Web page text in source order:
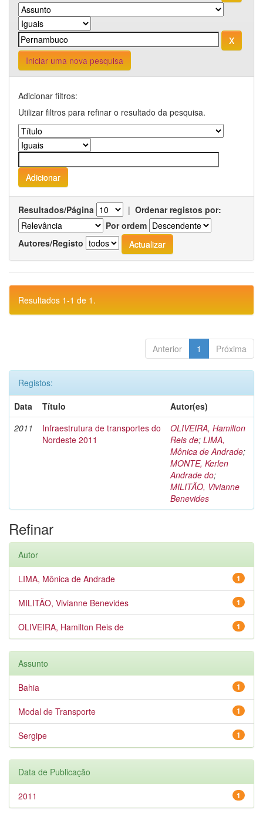
Iniciar uma nova pesquisa
Adicionar filtros:
Utilizar filtros para refinar o resultado da pesquisa.
Resultados/Página | Ordenar registos por:
Por ordem
Autores/Registo
Resultados 1-1 de 1.
Anterior 1 Próxima
Registos:
Data
Título
Autor(es)
2011
Infraestrutura de transportes do
Nordeste 2011
OLIVEIRA, Hamilton
Reis de; LIMA,
Mônica de Andrade;
MONTE, Kerlen
Andrade do;
MILITÃO, Vivianne
Benevides
Refinar
Autor
1
LIMA, Mônica de Andrade
1
MILITÃO, Vivianne Benevides
1
OLIVEIRA, Hamilton Reis de
Assunto
1
Bahia
1
Modal de Transporte
1
Sergipe
Data de Publicação
1
2011